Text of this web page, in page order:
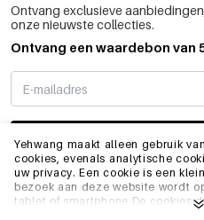
Yehwang maakt alleen gebruik
cookies, evenals analytische
uw privacy. Een cookie is een
bezoek aan deze website wordt
tablet of smartphone.De cookies
Ontvang exclusieve
onze nieuwste collecties.
Ontvang een waardebon van
INFO